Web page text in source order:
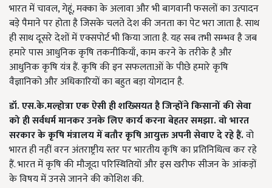
भारत में चावल, गेहूं, मक्का के अलावा और भी बागवानी फसलों का उत्पादन
बड़े पैमाने पर होता है जिसके चलते देश की जनता का पेट भरा जाता है.साथ
ही साथ दूसरे देशों में एक्सपोर्ट भी किया जाता है. यह सब तभी सम्भव है जब
हमारे पास आधुनिक कृषि तकनीकियाँ, काम करने के तरीके है और
आधुनिक कृषि यंत्र हैं.कृषि की इन सफलताओं के पीछे हमारे कृषि
वैज्ञानिको और अधिकारियों का बहुत बड़ा योगदान है.
डॉ. एस.के.मल्होत्रा एक ऐसी ही शख्सियत है जिन्होंने किसानों की सेवा
को ही सर्वधर्म मानकर उनके लिए कार्य करना बेहतर समझा.वो भारत
सरकार के कृषि मंत्रालय में बतौर कृषि आयुक्त अपनी सेवाए दे रहे हैं.वो
भारत ही नहीं वरन अंतराष्ट्रीय स्तर पर भारतीय कृषि का प्रतिनिधित्व कर रहे
हैं. भारत में कृषि की मौजूदा परिस्थितियों और इस खरीफ सीजन के आंकड़ों
के विषय में उनसे जानने की कोशिश की.